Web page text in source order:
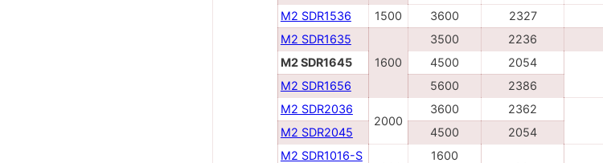
M2 SDR1536
1500 3600 2327
M2 SDR1635
1600
3500 2236
M2 SDR1645
4500
2054
M2 SDR1656
5600 2386
M2 SDR2036
2000
3600 2362
M2 SDR2045
4500 2054
M2 SDR1016-S
1600